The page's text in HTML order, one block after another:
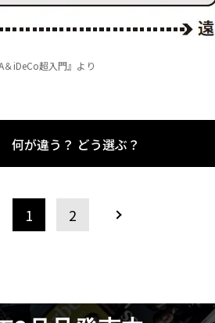
＆iDeCo超入門』より
何が違う？ どう選ぶ？
1 2